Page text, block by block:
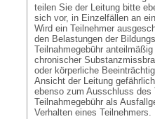
teilen Sie der Leitung bitte
sich vor, in Einzelfällen an
Wird ein Teilnehmer
den Belastungen der
Teilnahmegebühr
chronischer
oder körperliche
Ansicht der Leitung
ebenso zum Ausschluss des
Teilnahmegebühr als
Verhalten eines Teilnehmers.